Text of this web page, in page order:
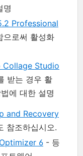
명
Professional
로써 활성화
Collage Studio
받는 경우 활
에 대한 설명
and Recovery
참조하십시오.
6 - 등